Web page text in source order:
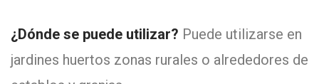
¿Dónde se puede utilizar? Puede utilizarse en
jardines huertos zonas rurales o alrededores de